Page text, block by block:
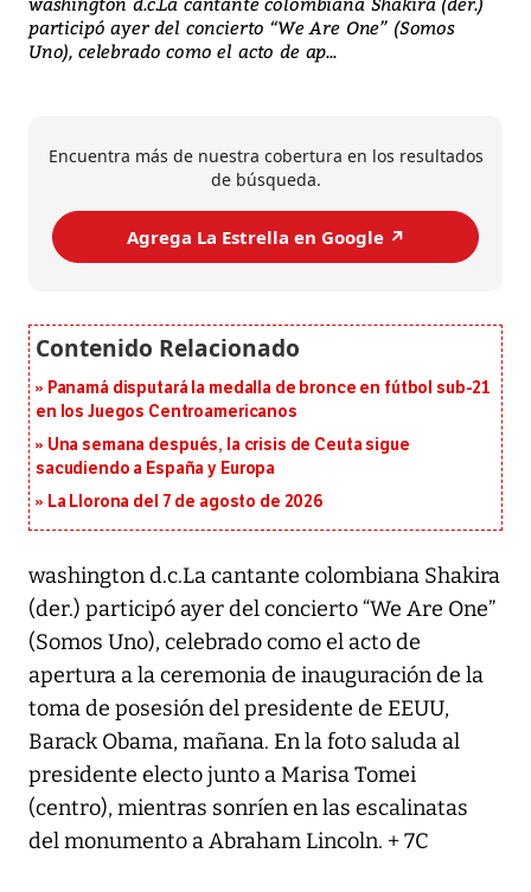
participó ayer del concierto “We Are One” (Somos
Uno), celebrado como el acto de ap...
Encuentra más de nuestra cobertura en los resultados
de búsqueda.
Agrega La Estrella en Google ↗️
Panamá disputará la medalla de bronce en fútbol sub-21
en los Juegos Centroamericanos
Una semana después, la crisis de Ceuta sigue
sacudiendo a España y Europa
La Llorona del 7 de agosto de 2026
washington d.c.La cantante colombiana Shakira
(der.) participó ayer del concierto “We Are One”
(Somos Uno), celebrado como el acto de
apertura a la ceremonia de inauguración de la
toma de posesión del presidente de EEUU,
Barack Obama, mañana. En la foto saluda al
presidente electo junto a Marisa Tomei
(centro), mientras sonríen en las escalinatas
del monumento a Abraham Lincoln. + 7C